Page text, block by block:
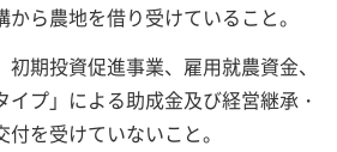
ら農地を借り受けていること。
期投資促進事業、雇用就農資金、
イプ」による助成金及び経営継承・
を受けていないこと。